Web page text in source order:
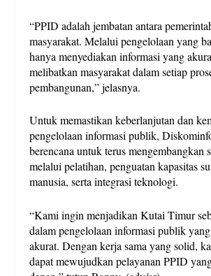
“PPID adalah jembatan antara
masyarakat. Melalui pengelolaan yang
hanya menyediakan informasi yang
melibatkan masyarakat dalam setiap
pembangunan,” jelasnya.
Untuk memastikan keberlanjutan dan
pengelolaan informasi publik,
berencana untuk terus mengembangkan
melalui pelatihan, penguatan kapasitas
manusia, serta integrasi teknologi.
“Kami ingin menjadikan Kutai Timur
dalam pengelolaan informasi publik
akurat. Dengan kerja sama yang solid,
dapat mewujudkan pelayanan PPID